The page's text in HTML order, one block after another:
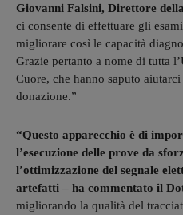
Giovanni Falsini, Direttore
ci consente di effettuare gli
migliorare così le capacità
Grazie pertanto a nome di tutta
Cuore, che hanno saputo
donazione.”
“Questo apparecchio è di
l’esecuzione delle prove da
l’ottimizzazione del segnale
artefatti – ha commentato il
migliorando la qualità del